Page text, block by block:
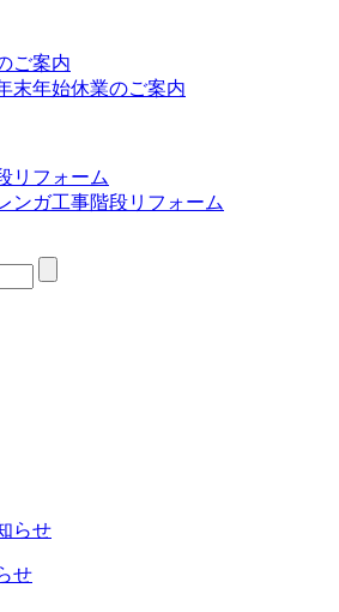
末年始休業のご案内
ンガ工事階段リフォーム
せ